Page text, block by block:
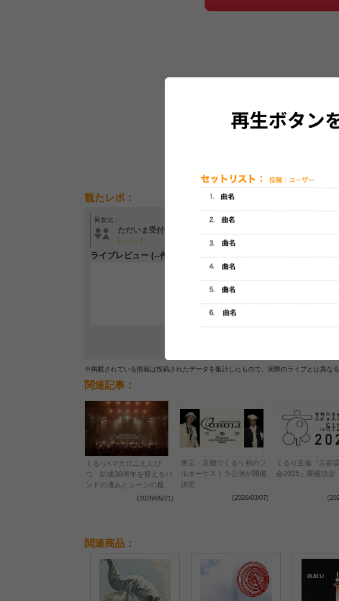
観たレポ：
男女比：
ただいま受付中です
[---／---]
年齢層：
[---／---]
ライブレビュー (--件)
レビューはまだ投稿されてい
※掲載されている情報は投稿されたデータを集計したもので、実際のライブとは異なる
関連記事：
くるり×マカロニえんぴ
つ 結成30周年を迎えるバ
ンドの凄みとシーンの最前
線で飛躍を遂げてきたバン
(2026/05/21)
東京・京都でくるり初のフ
ルオーケストラ公演が開催
決定
(2026/03/07)
くるり主催『京都
会2025』開催決定
関連商品：